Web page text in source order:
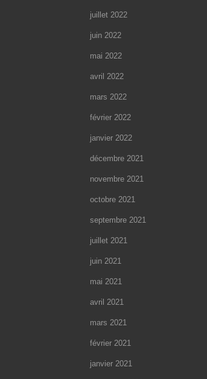
juillet 2022
juin 2022
mai 2022
avril 2022
mars 2022
février 2022
janvier 2022
décembre 2021
novembre 2021
octobre 2021
septembre 2021
juillet 2021
juin 2021
mai 2021
avril 2021
mars 2021
février 2021
janvier 2021